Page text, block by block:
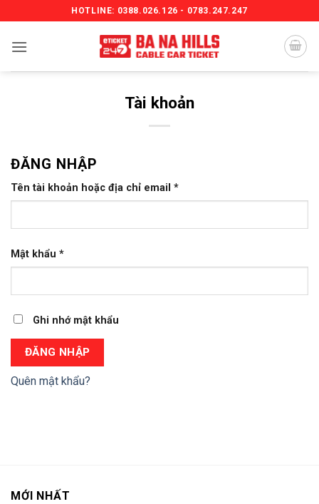
qua
nội
HOTLINE: 0388.026.126 - 0783.247.247
Tài khoản
ĐĂNG NHẬP
Tên tài khoản hoặc địa chỉ email *Bắt
buộc
Mật khẩu *Bắt
buộc
Alternative:
Ghi nhớ mật khẩu
ĐĂNG NHẬP
Quên mật khẩu?
MỚI NHẤT